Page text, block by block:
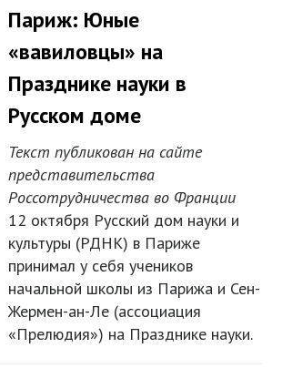
Париж: Юные
«вавиловцы» на
Празднике науки в
Русском доме
Текст публикован на сайте
представительства
Россотрудничества во Франции
12 октября Русский дом науки и
культуры (РДНК) в Париже
принимал у себя учеников
начальной школы из Парижа и Сен-
Жермен-ан-Ле (ассоциация
«Прелюдия») на Празднике науки.